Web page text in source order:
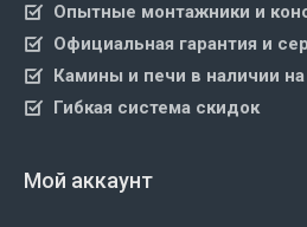
Опытные монтажники и
Официальная гарантия и
Камины и печи в наличии
Гибкая система скидок
Мой аккаунт